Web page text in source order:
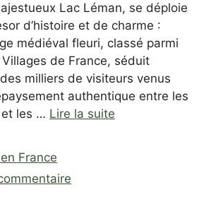
Lac Léman, se déploie
d’histoire et de charme :
médiéval fleuri, classé parmi
de France, séduit
milliers de visiteurs venus
authentique entre les
et les … Lire la suite
France